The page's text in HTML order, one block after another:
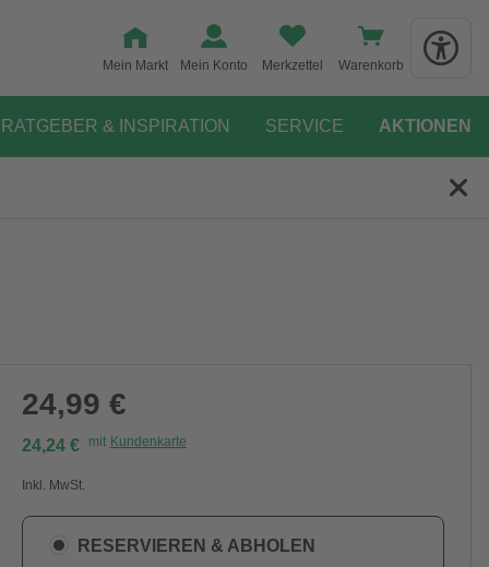
Mein Markt Mein Konto Merkzettel Warenkorb
RATGEBER & INSPIRATION SERVICE AKTIONEN
24,99 €
24,24 € mit Kundenkarte
Inkl. MwSt.
RESERVIEREN & ABHOLEN